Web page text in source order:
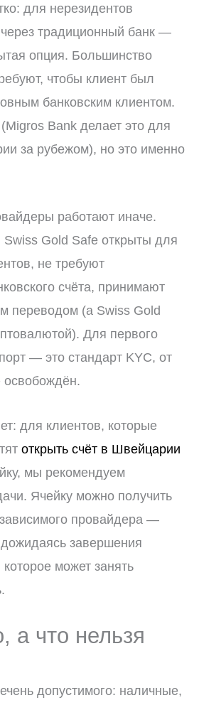
для нерезидентов
традиционный банк —
опция. Большинство
чтобы клиент был
банковским клиентом.
Bank делает это для
за рубежом), но это именно
работают иначе.
Gold Safe открыты для
не требуют
счёта, принимают
переводом (а Swiss Gold
Для первого
— это стандарт KYC, от
освобождён.
для клиентов, которые
открыть счёт в Швейцарии
мы рекомендуем
Ячейку можно получить
провайдера —
завершения
которое может занять
а что нельзя
допустимого: наличные,